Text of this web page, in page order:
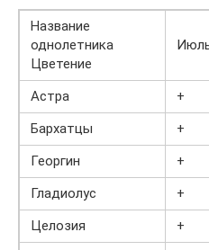
Название
однолетника
Цветение
Астра +
Бархатцы
+
Георгин
+
Гладиолус
+
Целозия
+